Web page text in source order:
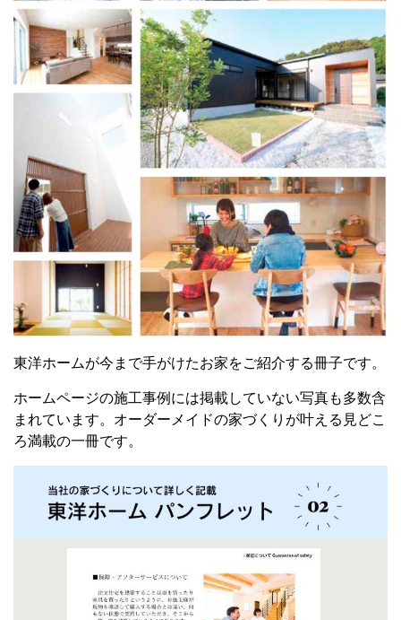
東洋ホームが今まで手がけたお家をご紹介する冊子です。
ホームページの施工事例には掲載していない写真も多数含
まれています。 オーダーメイドの家づくりが叶える 見どこ
ろ満載の一冊です。